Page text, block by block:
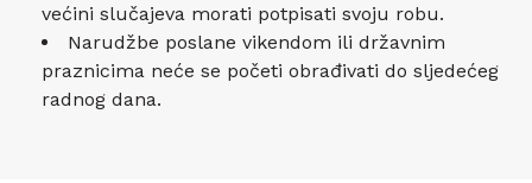
većini slučajeva morati potpisati svoju robu.
Narudžbe poslane vikendom ili državnim
praznicima neće se početi obrađivati ​​do sljedećeg
radnog dana.